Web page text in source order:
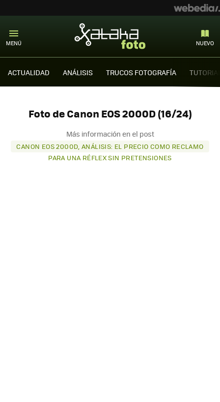
MENÚ NUEVO
ACTUALIDAD ANÁLISIS TRUCOS FOTOGRAFÍA
Foto de Canon EOS 2000D (16/24)
Más información en el post
CANON EOS 2000D, ANÁLISIS: EL PRECIO COMO RECLAMO
PARA UNA RÉFLEX SIN PRETENSIONES